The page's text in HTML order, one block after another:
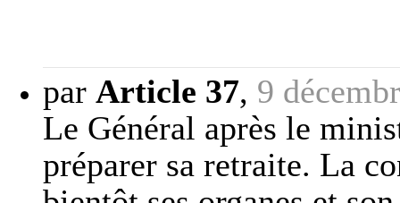
par Article 37, 9
Le Général après le
préparer sa retraite. La